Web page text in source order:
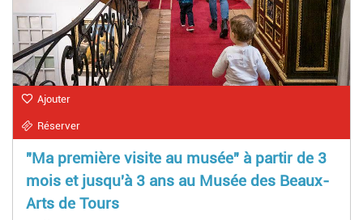
Ajouter
Réserver
"Ma première visite au musée" à partir de 3
mois et jusqu'à 3 ans au Musée des Beaux-
Arts de Tours